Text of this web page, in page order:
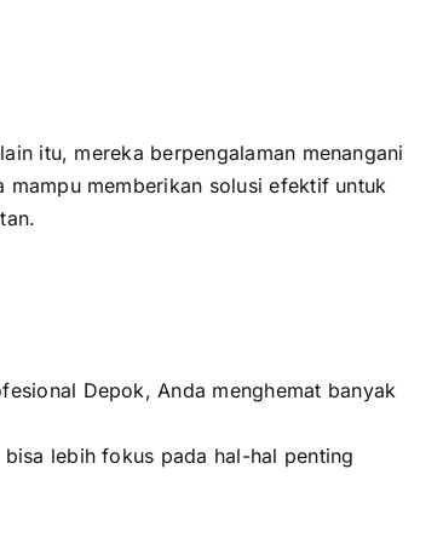
itu, mereka berpengalaman menangani
memberikan solusi efektif untuk
Depok, Anda menghemat banyak
lebih fokus pada hal-hal penting